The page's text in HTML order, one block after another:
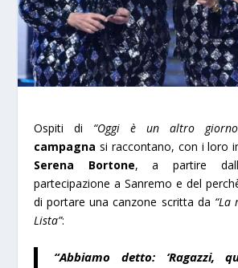
Ospiti di “Oggi è un altro
campagnasi raccontano, con i loro
Serena Bortone, a partire
partecipazione a Sanremo e del
di portare una canzone scritta da “La
Lista”:
“Abbiamo detto: ‘Ragazzi,